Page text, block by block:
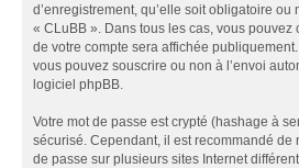
d’enregistrement, qu’elle soit obligatoire ou
« CLuBB ». Dans tous les cas, vous
de votre compte sera affichée
vous pouvez souscrire ou non à l’envoi
logiciel phpBB.
Votre mot de passe est crypté (hashage à
sécurisé. Cependant, il est recommandé de
de passe sur plusieurs sites Internet